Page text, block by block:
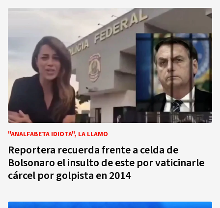
"ANALFABETA IDIOTA", LA LLAMÓ
Reportera recuerda frente a celda de
Bolsonaro el insulto de este por vaticinarle
cárcel por golpista en 2014